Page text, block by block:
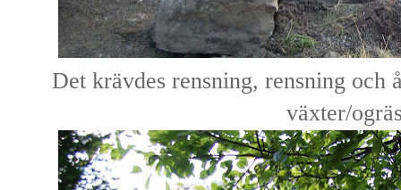
Det krävdes rensning, rensning och
växter/